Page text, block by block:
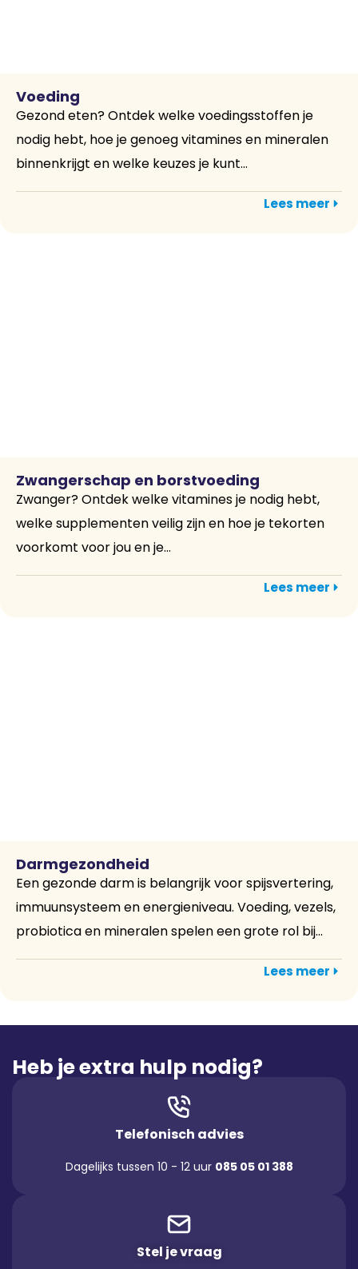
Voeding
Gezond eten? Ontdek welke voedingsstoffen je
nodig hebt, hoe je genoeg vitamines en mineralen
binnenkrijgt en welke keuzes je kunt...
Lees meer
Zwangerschap en borstvoeding
Zwanger? Ontdek welke vitamines je nodig hebt,
welke supplementen veilig zijn en hoe je tekorten
voorkomt voor jou en je...
Lees meer
Darmgezondheid
Een gezonde darm is belangrijk voor spijsvertering,
immuunsysteem en energieniveau. Voeding, vezels,
probiotica en mineralen spelen een grote rol bij...
Lees meer
Heb je extra hulp nodig?
Telefonisch advies
Dagelijks tussen 10 - 12 uur 085 05 01 388
Stel je vraag